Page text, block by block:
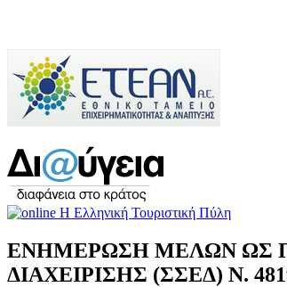
ΕΝΗΜΕΡΩΣΗ ΜΕΛΩΝ ΩΣ
ΔΙΑΧΕΙΡΙΣΗΣ (ΣΣΕΔ) Ν.